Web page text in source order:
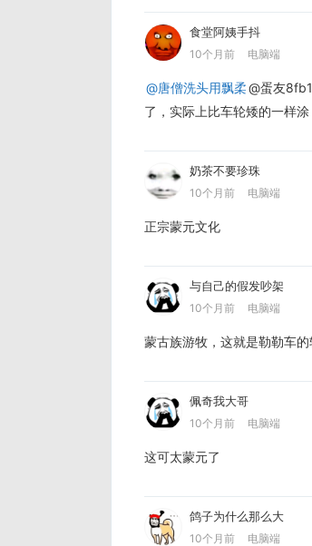
食堂阿姨手抖
10个月前 电脑端
@唐僧洗头用飘柔@蛋友
了，实际上比车轮矮的一样涂
奶茶不要珍珠
10个月前 电脑端
正宗蒙元文化
与自己的假发吵架
10个月前 电脑端
蒙古族游牧，这就是勒勒车
佩奇我大哥
10个月前 电脑端
这可太蒙元了
鸽子为什么那么大
10个月前 电脑端